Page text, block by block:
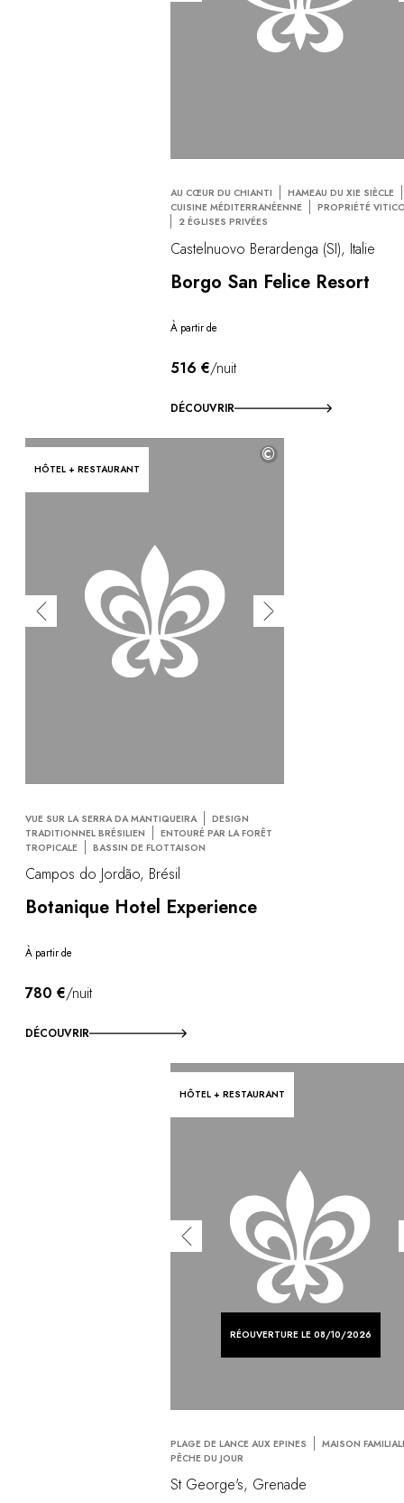
AU CŒUR DU CHIANTI
HAMEAU DU XIE SIÈCLE
CUISINE MÉDITERRANÉENNE
PROPRIÉTÉ
2 ÉGLISES PRIVÉES
Castelnuovo Berardenga (SI), Italie
Borgo San Felice Resort
À partir de
516 €/nuit
DÉCOUVRIR
HÔTEL + RESTAURANT
©
VUE SUR LA SERRA DA MANTIQUEIRA
DESIGN
TRADITIONNEL BRÉSILIEN
ENTOURÉ PAR LA FORÊT
TROPICALE
BASSIN DE FLOTTAISON
Campos do Jordão, Brésil
Botanique Hotel Experience
À partir de
780 €/nuit
DÉCOUVRIR
RÉOUVERTURE LE 08/10/2026
HÔTEL + RESTAURANT
PLAGE DE LANCE AUX EPINES
MAISON
PÊCHE DU JOUR
St George's, Grenade